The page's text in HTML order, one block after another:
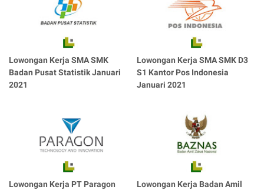
Lowongan Kerja SMA SMK
Badan Pusat Statistik Januari
2021
Lowongan Kerja SMA SMK D3
S1 Kantor Pos Indonesia
Januari 2021
Lowongan Kerja PT Paragon
Lowongan Kerja Badan Amil